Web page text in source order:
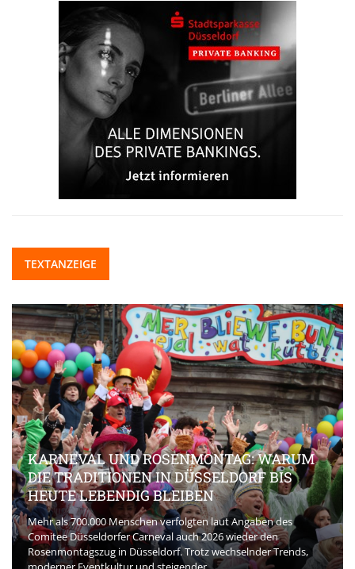
TEXTANZEIGE
KARNEVAL UND ROSENMONTAG: WARUM
DIE TRADITIONEN IN DÜSSELDORF BIS
HEUTE LEBENDIG BLEIBEN
Mehr als 700.000 Menschen verfolgten laut Angaben des
Comitee Düsseldorfer Carneval auch 2026 wieder den
Rosenmontagszug in Düsseldorf. Trotz wechselnder Trends,